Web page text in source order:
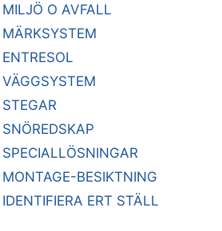
MILJÖ O AVFALL
MÄRKSYSTEM
ENTRESOL
VÄGGSYSTEM
STEGAR
SNÖREDSKAP
SPECIALLÖSNINGAR
MONTAGE-BESIKTNING
IDENTIFIERA ERT STÄLL